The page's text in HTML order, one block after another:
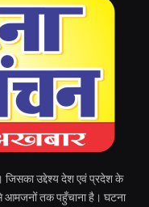
जिसका उद्देश्य देश एवं प्रदेश के
आमजनों तक पहुँचाना है। घटना